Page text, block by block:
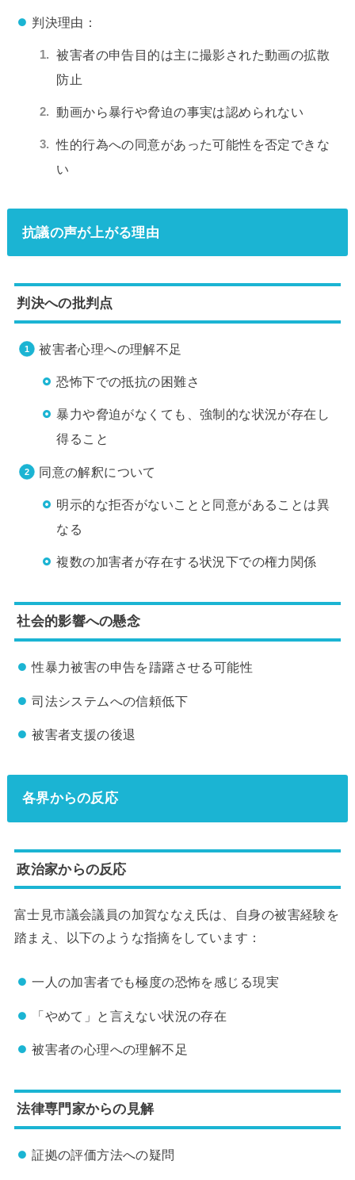
判決理由：
被害者の申告目的は主に撮影された動画の拡散
防止
動画から暴行や脅迫の事実は認められない
性的行為への同意があった可能性を否定できな
い
抗議の声が上がる理由
判決への批判点
被害者心理への理解不足
恐怖下での抵抗の困難さ
暴力や脅迫がなくても、強制的な状況が存在し
得ること
同意の解釈について
明示的な拒否がないことと同意があることは異
なる
複数の加害者が存在する状況下での権力関係
社会的影響への懸念
性暴力被害の申告を躊躇させる可能性
司法システムへの信頼低下
被害者支援の後退
各界からの反応
政治家からの反応
富士見市議会議員の加賀ななえ氏は、自身の被害経験を
踏まえ、以下のような指摘をしています：
一人の加害者でも極度の恐怖を感じる現実
「やめて」と言えない状況の存在
被害者の心理への理解不足
法律専門家からの見解
証拠の評価方法への疑問